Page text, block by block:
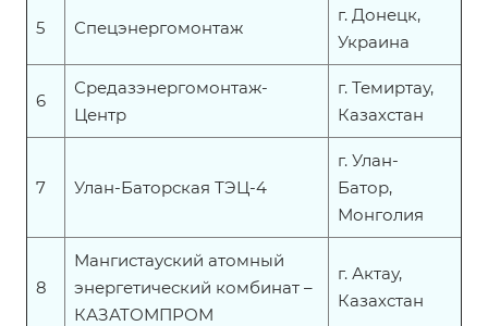
5 Спецэнергомонтаж
г. Донецк,
Украина
6
Средазэнергомонтаж-
Центр
г. Темиртау,
Казахстан
7 Улан-Баторская ТЭЦ-4
г. Улан-
Батор,
Монголия
8
Мангистауский атомный
энергетический комбинат –
КАЗАТОМПРОМ
г. Актау,
Казахстан